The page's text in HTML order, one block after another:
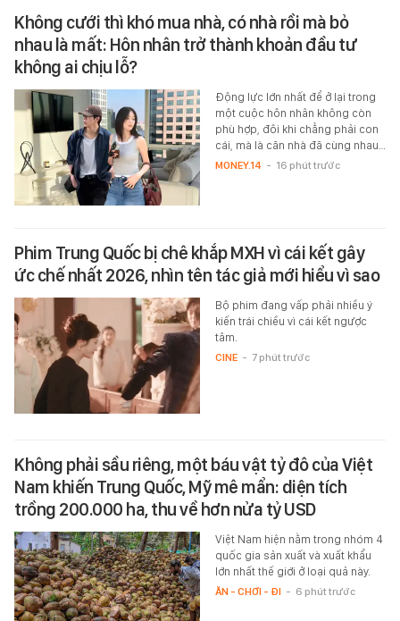
Không cưới thì khó mua nhà, có nhà rồi mà bỏ
nhau là mất: Hôn nhân trở thành khoản đầu tư
không ai chịu lỗ?
Động lực lớn nhất để ở lại trong
một cuộc hôn nhân không còn
phù hợp, đôi khi chẳng phải con
cái, mà là căn nhà đã cùng nhau…
MONEY.14 - 16 phút trước
Phim Trung Quốc bị chê khắp MXH vì cái kết gây
ức chế nhất 2026, nhìn tên tác giả mới hiểu vì sao
Bộ phim đang vấp phải nhiều ý
kiến trái chiều vì cái kết ngược
tâm.
CINE - 7 phút trước
Không phải sầu riêng, một báu vật tỷ đô của Việt
Nam khiến Trung Quốc, Mỹ mê mẩn: diện tích
trồng 200.000 ha, thu về hơn nửa tỷ USD
Việt Nam hiện nằm trong nhóm 4
quốc gia sản xuất và xuất khẩu
lớn nhất thế giới ở loại quả này.
ĂN - CHƠI - ĐI - 6 phút trước